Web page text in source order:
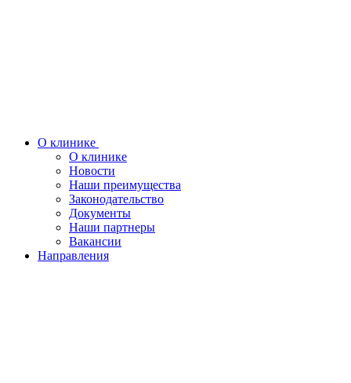
О клинике
О клинике
Новости
Наши преимущества
Законодательство
Документы
Наши партнеры
Вакансии
Направления